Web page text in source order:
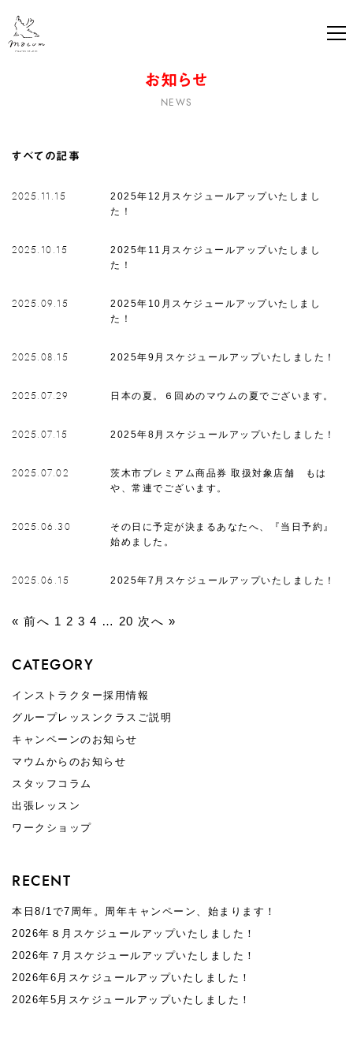
ma-eum PILATES studio ｜ マウムピラテ
お知らせ
NEWS
すべての記事
2025.11.15
2025年12月スケジュールアップいたしまし
た！
2025.10.15
2025年11月スケジュールアップいたしまし
た！
2025.09.15
2025年10月スケジュールアップいたしまし
た！
2025.08.15 2025年9月スケジュールアップいたしました！
2025.07.29 日本の夏。６回めのマウムの夏でございます。
2025.07.15 2025年8月スケジュールアップいたしました！
2025.07.02
茨木市プレミアム商品券 取扱対象店舗 もは
や、常連でございます。
2025.06.30
その日に予定が決まるあなたへ、『当日予約』
始めました。
2025.06.15 2025年7月スケジュールアップいたしました！
« 前へ 1 2 3 4 … 20 次へ »
CATEGORY
インストラクター採用情報
グループレッスンクラスご説明
キャンペーンのお知らせ
マウムからのお知らせ
スタッフコラム
出張レッスン
ワークショップ
RECENT
本日8/1で7周年。周年キャンペーン、始まります！
2026年８月スケジュールアップいたしました！
2026年７月スケジュールアップいたしました！
2026年6月スケジュールアップいたしました！
2026年5月スケジュールアップいたしました！